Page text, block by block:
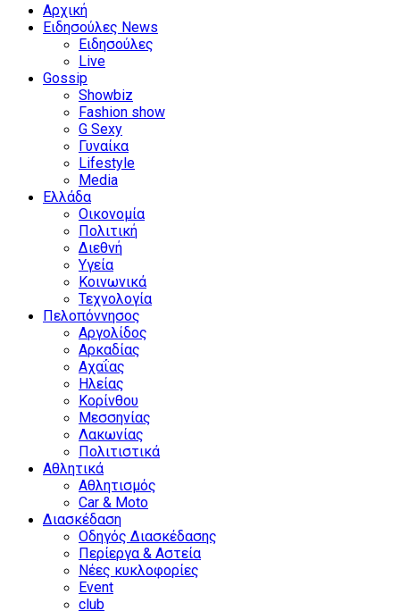
Αρχική
Ειδησούλες News
Ειδησούλες
Live
Gossip
Showbiz
Fashion show
G Sexy
Γυναίκα
Lifestyle
Media
Ελλάδα
Οικονομία
Πολιτική
Διεθνή
Υγεία
Κοινωνικά
Τεχνολογία
Πελοπόννησος
Αργολίδος
Αρκαδίας
Αχαΐας
Ηλείας
Κορίνθου
Μεσσηνίας
Λακωνίας
Πολιτιστικά
Αθλητικά
Αθλητισμός
Car & Moto
Διασκέδαση
Οδηγός Διασκέδασης
Περίεργα & Αστεία
Νέες κυκλοφορίες
Event
club